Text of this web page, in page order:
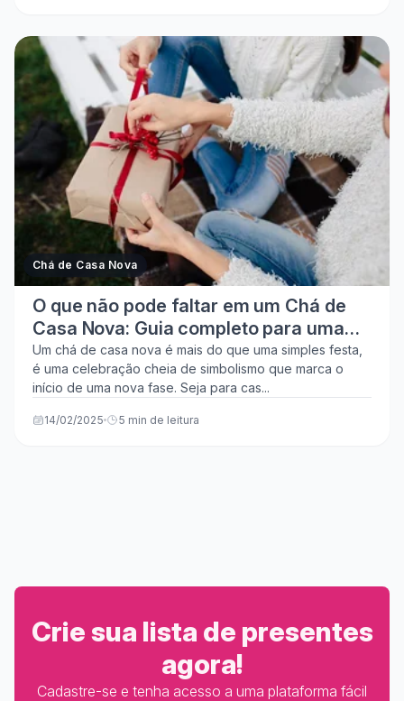
Chá de Casa Nova
O que não pode faltar em um Chá de
Casa Nova: Guia completo para uma
festa inesquecível!
Um chá de casa nova é mais do que uma simples festa,
é uma celebração cheia de simbolismo que marca o
início de uma nova fase. Seja para cas...
14/02/2025 5 min de leitura
Crie sua lista de presentes
agora!
Cadastre-se e tenha acesso a uma plataforma fácil